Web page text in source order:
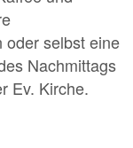
oder selbst eine
Nachmittags
Ev. Kirche.